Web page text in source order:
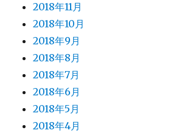
2018年11月
2018年10月
2018年9月
2018年8月
2018年7月
2018年6月
2018年5月
2018年4月